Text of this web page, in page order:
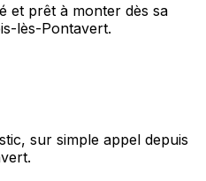
et prêt à monter dès sa
lès-Pontavert.
sur simple appel depuis